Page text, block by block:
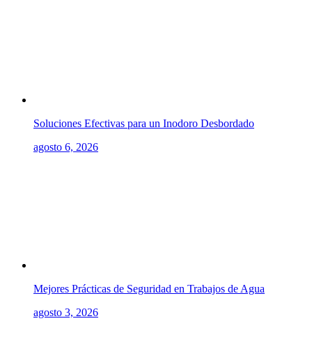
Soluciones Efectivas para un Inodoro Desbordado
agosto 6, 2026
Mejores Prácticas de Seguridad en Trabajos de Agua
agosto 3, 2026